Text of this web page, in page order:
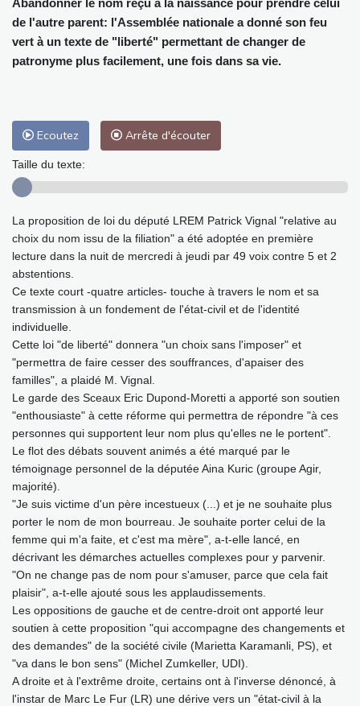
de l'autre parent: l'Assemblée nationale a donné son feu
vert à un texte de "liberté" permettant de changer de
patronyme plus facilement, une fois dans sa vie.
Ecoutez Arrête d'écouter
Taille du texte:
La proposition de loi du député LREM Patrick Vignal "relative au
choix du nom issu de la filiation" a été adoptée en première
lecture dans la nuit de mercredi à jeudi par 49 voix contre 5 et 2
abstentions.
Ce texte court -quatre articles- touche à travers le nom et sa
transmission à un fondement de l'état-civil et de l'identité
individuelle.
Cette loi "de liberté" donnera "un choix sans l'imposer" et
"permettra de faire cesser des souffrances, d'apaiser des
familles", a plaidé M. Vignal.
Le garde des Sceaux Eric Dupond-Moretti a apporté son soutien
"enthousiaste" à cette réforme qui permettra de répondre "à ces
personnes qui supportent leur nom plus qu'elles ne le portent".
Le flot des débats souvent animés a été marqué par le
témoignage personnel de la députée Aina Kuric (groupe Agir,
majorité).
"Je suis victime d'un père incestueux (...) et je ne souhaite plus
porter le nom de mon bourreau. Je souhaite porter celui de la
femme qui m'a faite, et c'est ma mère", a-t-elle lancé, en
décrivant les démarches actuelles complexes pour y parvenir.
"On ne change pas de nom pour s'amuser, parce que cela fait
plaisir", a-t-elle ajouté sous les applaudissements.
Les oppositions de gauche et de centre-droit ont apporté leur
soutien à cette proposition "qui accompagne des changements et
des demandes" de la société civile (Marietta Karamanli, PS), et
"va dans le bon sens" (Michel Zumkeller, UDI).
A droite et à l'extrême droite, certains ont à l'inverse dénoncé, à
l'instar de Marc Le Fur (LR) une dérive vers un "état-civil à la